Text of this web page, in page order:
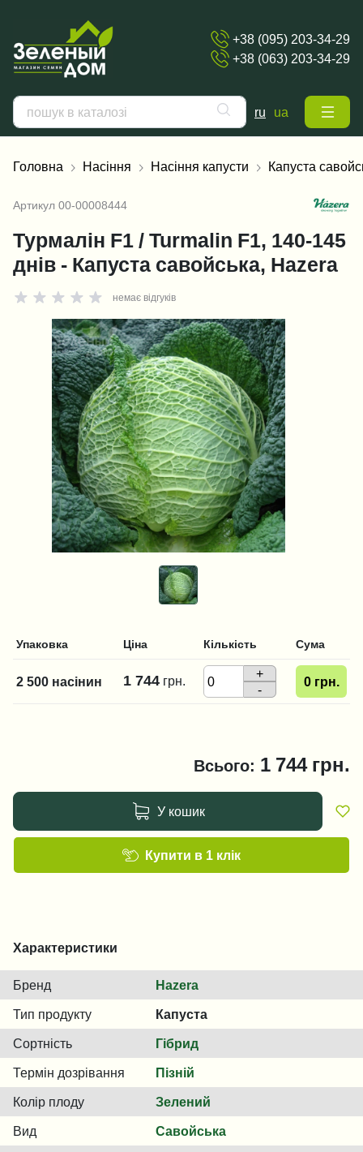
+38 (095) 203-34-29
+38 (063) 203-34-29
ru ua
Головна Насіння Насіння капусти Капуста
Артикул 00-00008444
Турмалін F1 / Turmalin F1, 140-145
днів - Капуста савойська, Hazera
немає відгуків
Упаковка Ціна Кількість Сума
2 500 насінин 1 744 грн.
+
-
0 грн.
Всього: 1 744грн.
У кошик
Купити в 1 клік
Характеристики
Бренд Hazera
Тип продукту Капуста
Сортність Гібрид
Термін дозрівання Пізній
Колір плоду Зелений
Вид Савойська